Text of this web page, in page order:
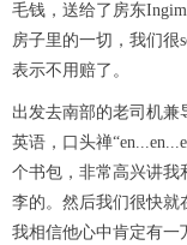
毛钱，送给了房东
房子里的一切，我们很
表示不用赔了。
出发去南部的老司机兼
英语，口头禅
个书包，非常高兴讲我
李的。然后我们很快就
我相信他心中肯定有一